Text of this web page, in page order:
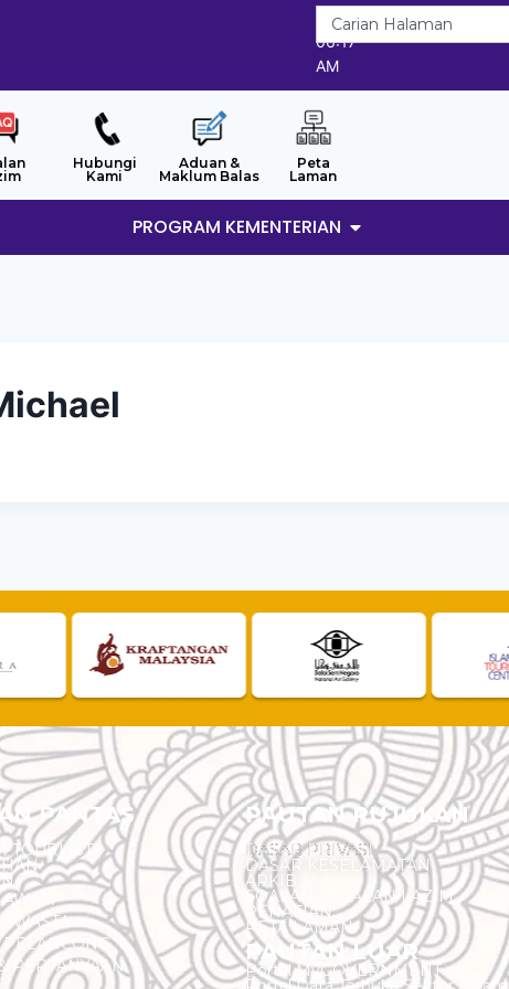
7/8/2026
06:17
AM
Hubungi
Kami
Aduan &
Maklum Balas
Peta
Laman
PROGRAM KEMENTERIAN
PANTAS
TOURLIST
AWAM
PELANCONG
PERTANYAAN
PAUTAN RUJUKAN
DASAR PRIVASI
DASAR KESELAMATAN
ARKIB
SOALAN - SOALAN LAZIM
PENAFIAN
PETA LAMAN
PAUTAN LUAR
Portal MyGOVERNMENT